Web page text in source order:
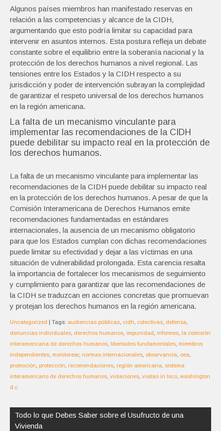
Algunos países miembros han manifestado reservas en
relación a las competencias y alcance de la CIDH,
argumentando que esto podría limitar su capacidad para
intervenir en asuntos internos. Esta postura refleja un debate
constante sobre el equilibrio entre la soberanía nacional y la
protección de los derechos humanos a nivel regional. Las
tensiones entre los Estados y la CIDH respecto a su
jurisdicción y poder de intervención subrayan la complejidad
de garantizar el respeto universal de los derechos humanos
en la región americana.
La falta de un mecanismo vinculante para
implementar las recomendaciones de la CIDH
puede debilitar su impacto real en la protección de
los derechos humanos.
La falta de un mecanismo vinculante para implementar las
recomendaciones de la CIDH puede debilitar su impacto real
en la protección de los derechos humanos. A pesar de que la
Comisión Interamericana de Derechos Humanos emite
recomendaciones fundamentadas en estándares
internacionales, la ausencia de un mecanismo obligatorio
para que los Estados cumplan con dichas recomendaciones
puede limitar su efectividad y dejar a las víctimas en una
situación de vulnerabilidad prolongada. Esta carencia resalta
la importancia de fortalecer los mecanismos de seguimiento
y cumplimiento para garantizar que las recomendaciones de
la CIDH se traduzcan en acciones concretas que promuevan
y protejan los derechos humanos en la región americana.
Uncategorized | Tags: audiencias públicas cidh colectivas defensa
denuncias individuales derechos humanos impunidad informes la comisión
interamericana de derechos humanos libertades fundamentales miembros
independientes monitorear, normas internacionales observancia oea
promoción
protección recomendaciones región americana
sistema
interamericano de derechos humanos violaciones visitas in loco washington
d.c
de
entradas
Todo lo que Debes Saber sobre el Usufructo de una
Vivienda